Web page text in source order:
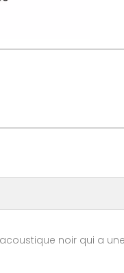
noir qui a